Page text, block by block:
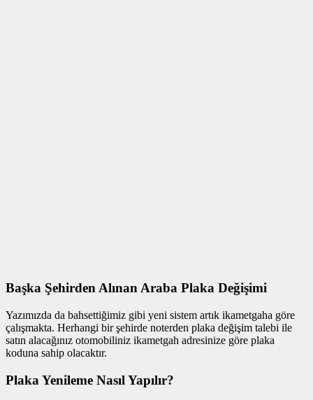
Başka Şehirden Alınan Araba Plaka Değişimi
Yazımızda da bahsettiğimiz gibi yeni sistem artık ikametgaha göre
çalışmakta. Herhangi bir şehirde noterden plaka değişim talebi ile
satın alacağınız otomobiliniz ikametgah adresinize göre plaka
koduna sahip olacaktır.
Plaka Yenileme Nasıl Yapılır?